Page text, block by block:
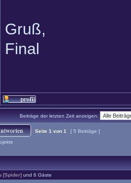
Gruß,
Final
Beiträge der letzten Zeit anzeigen:
Seite 1 von 1
[ 5 Beiträge ]
[Spider] und 6 Gäste